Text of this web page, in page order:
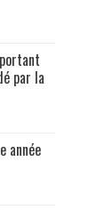
par la
année